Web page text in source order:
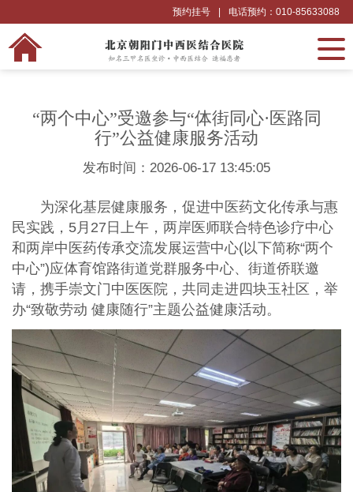
电话预约：010-85633088
预约挂号
“两个中心”受邀参与“体街同心·医路同
行”公益健康服务活动
发布时间：2026-06-17 13:45:05
为深化基层健康服务，促进中医药文化传承与惠
民实践，5月27日上午，两岸医师联合特色诊疗中心
和两岸中医药传承交流发展运营中心(以下简称“两个
中心”)应体育馆路街道党群服务中心、街道侨联邀
请，携手崇文门中医医院，共同走进四块玉社区，举
办“致敬劳动 健康随行”主题公益健康活动。